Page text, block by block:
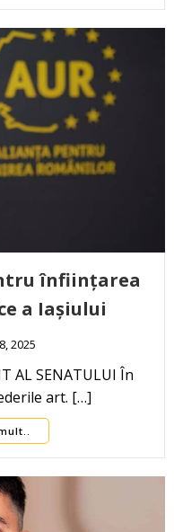
înființarea
a Iașiului
2025
AL SENATULUI În
art. […]